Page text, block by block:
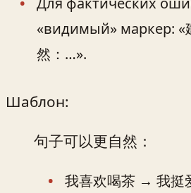
«видимый» маркер: «
然：…».
Шаблон:
句子可以更自然：
我喜欢喝茶 → 我挺